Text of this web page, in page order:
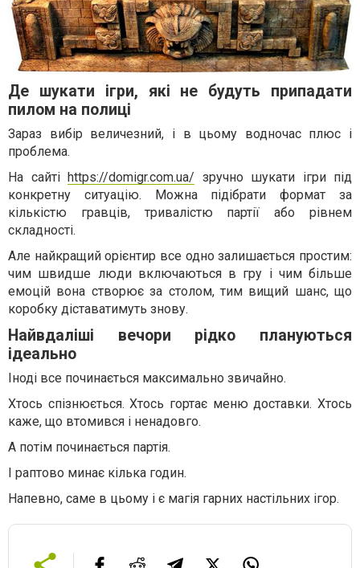
Де шукати ігри, які не будуть припадати
пилом на полиці
Зараз вибір величезний, і в цьому водночас плюс і
проблема.
На сайті https://domigr.com.ua/ зручно шукати ігри під
конкретну ситуацію. Можна підібрати формат за
кількістю гравців, тривалістю партії або рівнем
складності.
Але найкращий орієнтир все одно залишається простим:
чим швидше люди включаються в гру і чим більше
емоцій вона створює за столом, тим вищий шанс, що
коробку діставатимуть знову.
Найвдаліші вечори рідко плануються
ідеально
Іноді все починається максимально звичайно.
Хтось спізнюється. Хтось гортає меню доставки. Хтось
каже, що втомився і ненадовго.
А потім починається партія.
І раптово минає кілька годин.
Напевно, саме в цьому і є магія гарних настільних ігор.